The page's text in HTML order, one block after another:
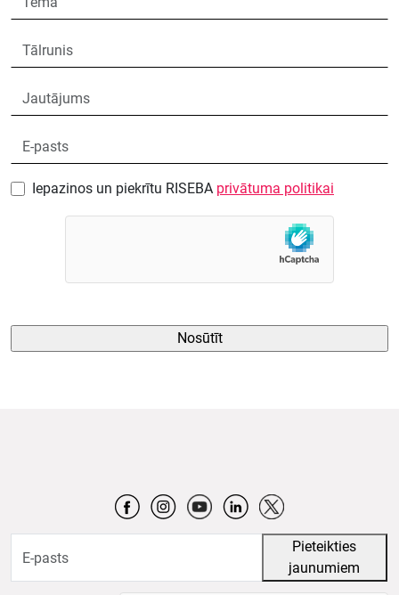
Iepazinos un piekrītu RISEBA privātuma politikai